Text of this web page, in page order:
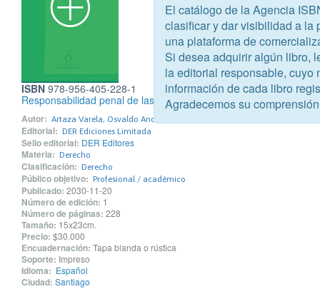
ISBN 978-956-405-228-1
Responsabilidad penal de las personas jurídicas
Autor: Artaza Varela, Osvaldo Andrés
Editorial: DER Ediciones Limitada
Sello editorial: DER Editores
Materia: Derecho
Clasificación: Derecho
Público objetivo: Profesional / académico
Publicado: 2030-11-20
Número de edición: 1
Número de páginas: 228
Tamaño: 15x23cm.
Precio: $30.000
Encuadernación: Tapa blanda o rústica
Soporte: Impreso
Idioma: Español
Ciudad: Santiago
El catálogo de la Agencia
clasificar y dar visibilidad a la
una plataforma de
Si desea adquirir algún libro,
la editorial responsable, cuyo
información de cada libro
Agradecemos su